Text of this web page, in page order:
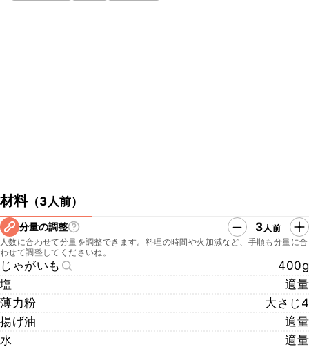
材料（3人前）
分量の調整 3人前
人数に合わせて分量を調整できます。料理の時間や火加減など、手順も分量に合
わせて調整してくださいね。
じゃがいも
400g
塩
適量
薄力粉
大さじ4
揚げ油
適量
水
適量